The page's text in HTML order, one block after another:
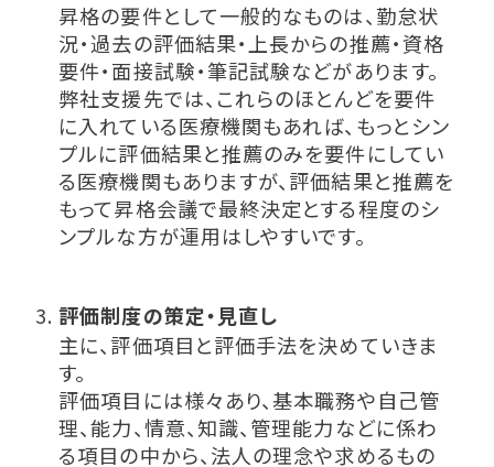
昇格の要件として一般的なものは、勤怠状
況・過去の評価結果・上長からの推薦・資格
要件・面接試験・筆記試験などがあります。
弊社支援先では、これらのほとんどを要件
に入れている医療機関もあれば、もっとシン
プルに評価結果と推薦のみを要件にしてい
る医療機関もありますが、評価結果と推薦を
もって昇格会議で最終決定とする程度のシ
ンプルな方が運用はしやすいです。
評価制度の策定・見直し
主に、評価項目と評価手法を決めていきま
す。
評価項目には様々あり、基本職務や自己管
理、能力、情意、知識、管理能力などに係わ
る項目の中から、法人の理念や求めるもの